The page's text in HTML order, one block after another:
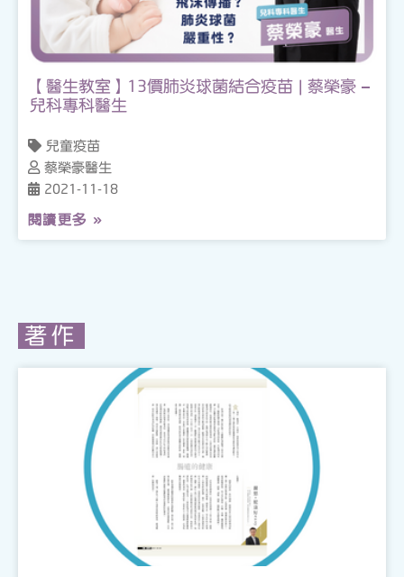
【醫生教室】13價肺炎球菌結合疫苗 | 蔡榮豪 –
兒科專科醫生
兒童疫苗
蔡榮豪醫生
2021-11-18
閱讀更多 »
著作